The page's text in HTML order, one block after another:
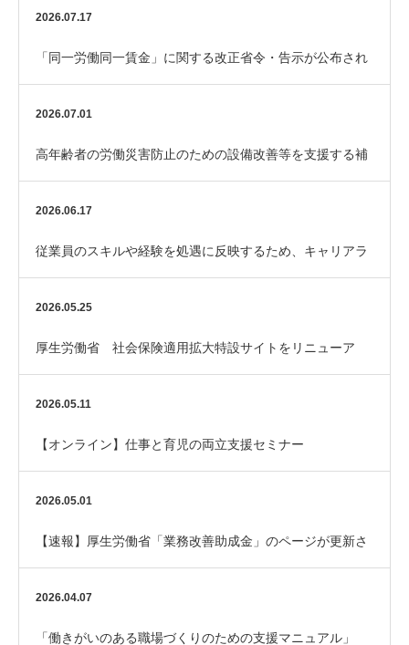
2026.07.17
「同一労働同一賃金」に関する改正省令・告示が公布され
ました
2026.07.01
高年齢者の労働災害防止のための設備改善等を支援する補
助金「エイジフレンドリー補助金」
2026.06.17
従業員のスキルや経験を処遇に反映するため、キャリアラ
ダーを整備してみませんか？
2026.05.25
厚生労働省 社会保険適用拡大特設サイトをリニューア
ル！
2026.05.11
【オンライン】仕事と育児の両立支援セミナー
2026.05.01
【速報】厚生労働省「業務改善助成金」のページが更新さ
れました
2026.04.07
「働きがいのある職場づくりのための支援マニュアル」